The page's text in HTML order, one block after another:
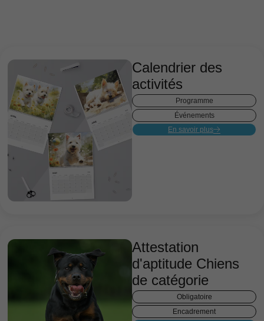
Calendrier des
activités
Programme
Événements
En savoir plus
Attestation
d'aptitude Chiens
de catégorie
Obligatoire
Encadrement